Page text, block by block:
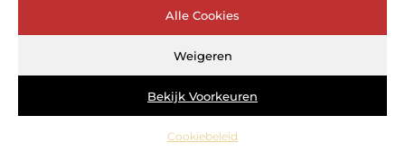
Alle Cookies
Weigeren
Bekijk Voorkeuren
Cookiebeleid
helpen je doelen te bereiken
Waarom zou je vet bevriezen?
Wat is holistische gezondheidszorg?
Wat is selenium en waarom is het
belangrijk
Wat te doen tegen een vieze smaak in